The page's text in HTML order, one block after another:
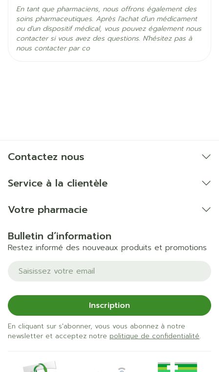
En tant que pharmaciens, nous offrons également des
soins pharmaceutiques. Après l'achat d'un médicament
ou d'un dispositif médical, vous pouvez également nous
contacter si vous avez des questions. N'hésitez pas à
nous contacter par co
Contactez nous
Service à la clientèle
Votre pharmacie
Bulletin d’information
Restez informé des nouveaux produits et promotions
Adresse mail
Inscription
En cliquant sur s'abonner, vous vous abonnez à notre
newsletter et acceptez notre politique de confidentialité.